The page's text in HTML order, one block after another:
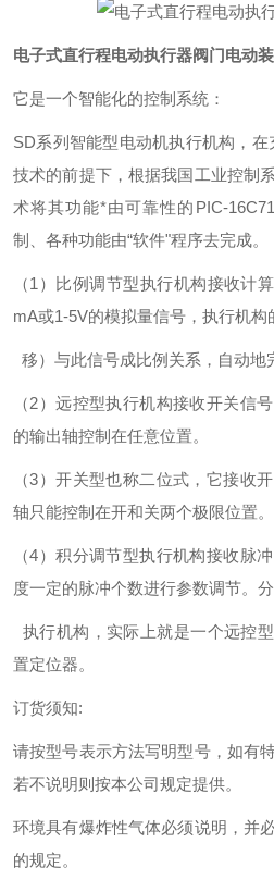
电子式直行程电动执行器阀门电动
它是一个智能化的控制系统：
SD系列智能型电动机执行机构，
技术的前提下，根据我国工业控制
术将其功能*由可靠性的PIC-
制、各种功能由“软件"程序去完成。
（1）比例调节型执行机构接收计
mA或1-5V的模拟量信号，执行机构
移）与此信号成比例关系，自动地
（2）远控型执行机构接收开关信
的输出轴控制在任意位置。
（3）开关型也称二位式，它接收
轴只能控制在开和关两个极限位置。
（4）积分调节型执行机构接收脉
度一定的脉冲个数进行参数调节。
执行机构，实际上就是一个远控
置定位器。
订货须知:
请按型号表示方法写明型号，如有
若不说明则按本公司规定提供。
环境具有爆炸性气体必须说明，并
的规定。